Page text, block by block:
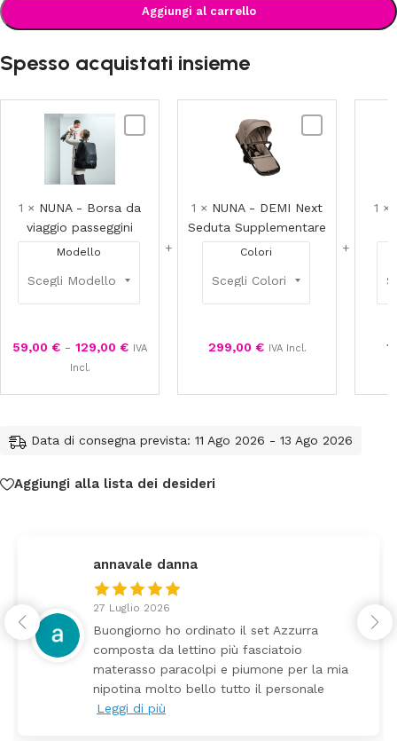
Aggiungi al carrello
Spesso acquistati insieme
viaggio
passeggini
1 × NUNA - Borsa da
viaggio passeggini
Modello
59,00 € - 129,00 €
IVA
Incl.
Seduta
Supplementare
1 × NUNA - DEMI Next
Seduta Supplementare
Colori
299,00 € IVA Incl.
1 ×
Data di consegna prevista: 11 Ago 2026 - 13 Ago 2026
Aggiungi alla lista dei desideri
federica
24 Luglio 2026
Tutti perfetto! Ho ordinato un lettino che é
arrivato ben imballato dopo pochi giorni.
Prezzo ottimi rispetto la concorrenza